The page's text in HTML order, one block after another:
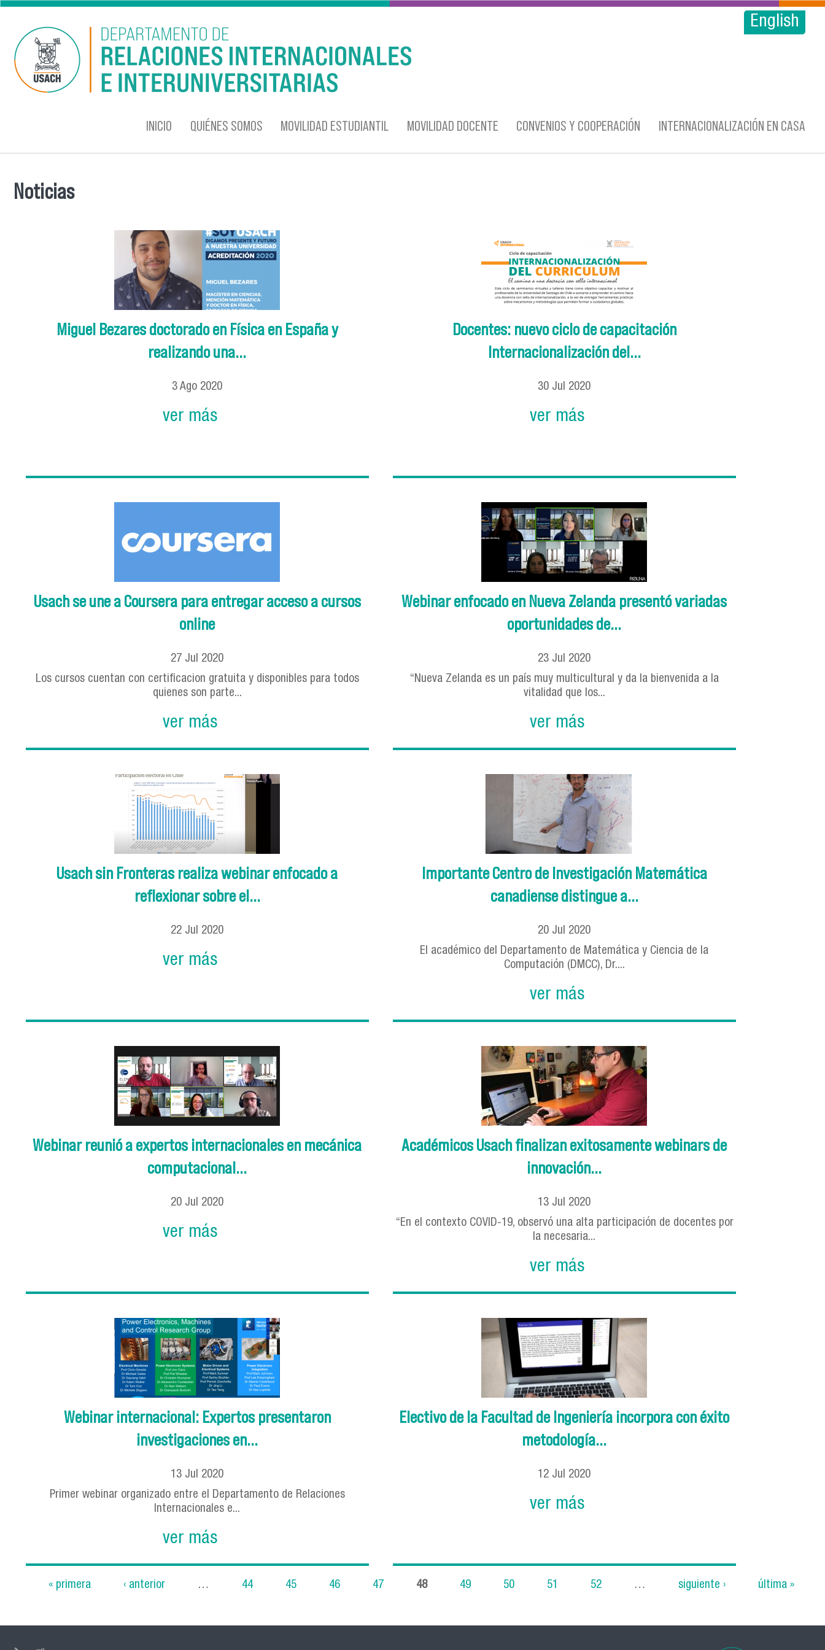
Pasar al contenido principal
English
INICIO QUIÉNES SOMOS MOVILIDAD ESTUDIANTIL MOVILIDAD DOCENTE CONVENIOS Y COOPERACIÓN INTERNACIONALIZACIÓN EN CASA
Se encuentra usted aquí
Noticias
Miguel Bezares doctorado en Física en España y
realizando una...
3 Ago 2020
ver más
Docentes: nuevo ciclo de capacitación
Internacionalización del...
30 Jul 2020
ver más
Usach se une a Coursera para entregar acceso a cursos
online
27 Jul 2020
Los cursos cuentan con certificacion gratuita y disponibles para todos
quienes son parte...
ver más
Webinar enfocado en Nueva Zelanda presentó variadas
oportunidades de...
23 Jul 2020
“Nueva Zelanda es un país muy multicultural y da la bienvenida a la
vitalidad que los...
ver más
Usach sin Fronteras realiza webinar enfocado a
reflexionar sobre el...
22 Jul 2020
ver más
Importante Centro de Investigación Matemática
canadiense distingue a...
20 Jul 2020
El académico del Departamento de Matemática y Ciencia de la
Computación (DMCC), Dr....
ver más
Webinar reunió a expertos internacionales en mecánica
computacional...
20 Jul 2020
ver más
Académicos Usach finalizan exitosamente webinars de
innovación...
13 Jul 2020
“En el contexto COVID-19, observó una alta participación de docentes por
la necesaria...
ver más
Webinar internacional: Expertos presentaron
investigaciones en...
13 Jul 2020
Primer webinar organizado entre el Departamento de Relaciones
Internacionales e...
ver más
Electivo de la Facultad de Ingeniería incorpora con éxito
metodología...
12 Jul 2020
ver más
« primera ‹ anterior … 44 45 46 47 48 49 50 51 52 … siguiente › última »